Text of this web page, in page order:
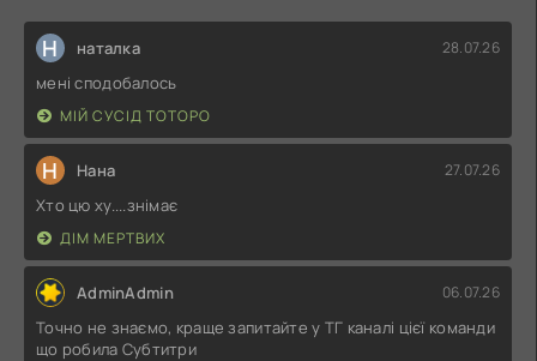
Н наталка 28.07.26
мені сподобалось
МІЙ СУСІД ТОТОРО
Н Нана 27.07.26
Хто цю ху....знімає
ДІМ МЕРТВИХ
AdminAdmin 06.07.26
Точно не знаємо, краще запитайте у ТГ каналі цієї команди
що робила Субтитри